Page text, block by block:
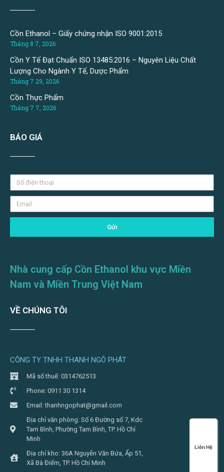
Liên Hệ
Cồn Ethanol – Giấy chứng nhận ISO 9001:2015
Tháng 8 7, 2026
Cồn Y Tế Đạt Chuẩn ISO 13485:2016 – Nguyên Liệu Chất
Lượng Cho Ngành Y Tế, Dược Phẩm
Tháng 7 29, 2026
Cồn Thực Phẩm
Tháng 7 7, 2026
BÁO GIÁ
Gửi
Nhà cung cấp Cồn Ethanol khu vực Miền
Nam và Miền Trung Việt Nam
VỀ CHÚNG TÔI
CÔNG TY TNHH THANH NGÔ PHÁT
Mã số thuế: 0314762513
Phone: 0911 30 1314
Email: thanhngophat@gmail.com
Địa chỉ văn phòng: Số 6 Đường số 7, Kdc
Tam Bình, Phường Tam Bình, TP. Hồ Chí
Minh
Địa chỉ kho: 36A Nguyễn Văn Bứa, Ấp 51,
Xã Bà Điểm, TP. Hồ Chí Minh